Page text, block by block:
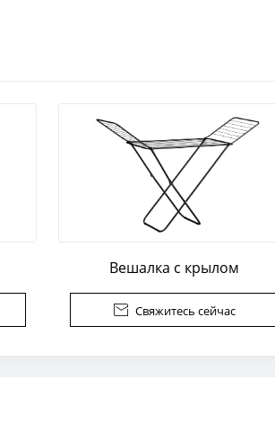
Вешалка с крылом
 Свяжитесь сейчас